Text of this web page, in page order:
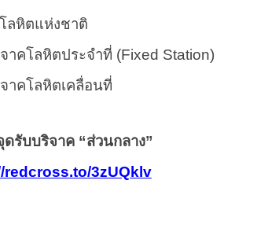
ลหิตแห่งชาติ
าคโลหิตประจำที่ (Fixed Station)
าคโลหิตเคลื่อนที่
ดรับบริจาค “ส่วนกลาง”
redcross.to/3zUQklv